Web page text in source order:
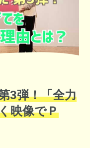
3弾！「全力
映像でＰ